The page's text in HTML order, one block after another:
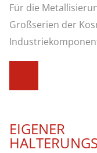
Für die
Großserien der
EIGENER